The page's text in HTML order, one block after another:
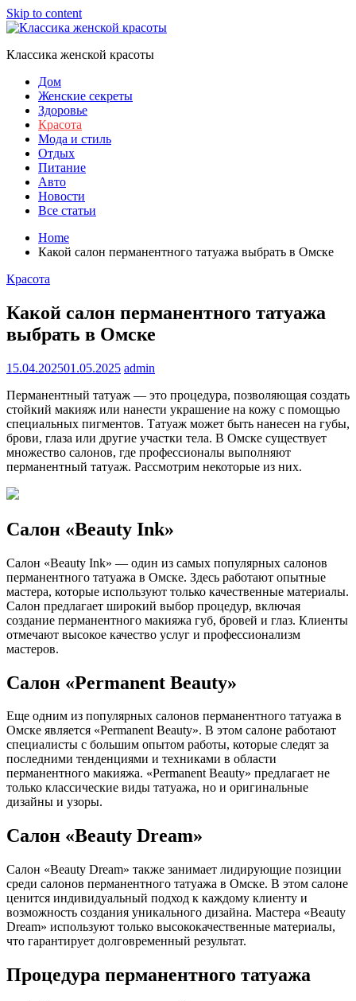
Skip to content
Классика женской красоты
Дом
Женские секреты
Здоровье
Красота
Мода и стиль
Отдых
Питание
Авто
Новости
Все статьи
Home
Какой салон перманентного татуажа выбрать в Омске
Красота
Какой салон перманентного татуажа
выбрать в Омске
15.04.202501.05.2025 admin
Перманентный татуаж — это процедура, позволяющая создать
стойкий макияж или нанести украшение на кожу с помощью
специальных пигментов. Татуаж может быть нанесен на губы,
брови, глаза или другие участки тела. В Омске существует
множество салонов, где профессионалы выполняют
перманентный татуаж. Рассмотрим некоторые из них.
Салон «Beauty Ink»
Салон «Beauty Ink» — один из самых популярных салонов
перманентного татуажа в Омске. Здесь работают опытные
мастера, которые используют только качественные материалы.
Салон предлагает широкий выбор процедур, включая
создание перманентного макияжа губ, бровей и глаз. Клиенты
отмечают высокое качество услуг и профессионализм
мастеров.
Салон «Permanent Beauty»
Еще одним из популярных салонов перманентного татуажа в
Омске является «Permanent Beauty». В этом салоне работают
специалисты с большим опытом работы, которые следят за
последними тенденциями и техниками в области
перманентного макияжа. «Permanent Beauty» предлагает не
только классические виды татуажа, но и оригинальные
дизайны и узоры.
Салон «Beauty Dream»
Салон «Beauty Dream» также занимает лидирующие позиции
среди салонов перманентного татуажа в Омске. В этом салоне
ценится индивидуальный подход к каждому клиенту и
возможность создания уникального дизайна. Мастера «Beauty
Dream» используют только высококачественные материалы,
что гарантирует долговременный результат.
Процедура перманентного татуажа